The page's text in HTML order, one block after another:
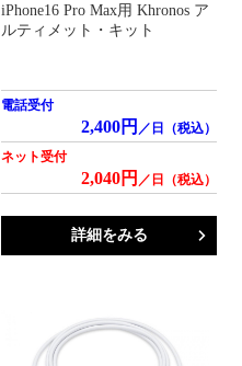
iPhone16 Pro Max用 Khronos ア
ルティメット・キット
電話受付
2,400円 ／日（税込）
ネット受付
2,040円 ／日（税込）
詳細をみる